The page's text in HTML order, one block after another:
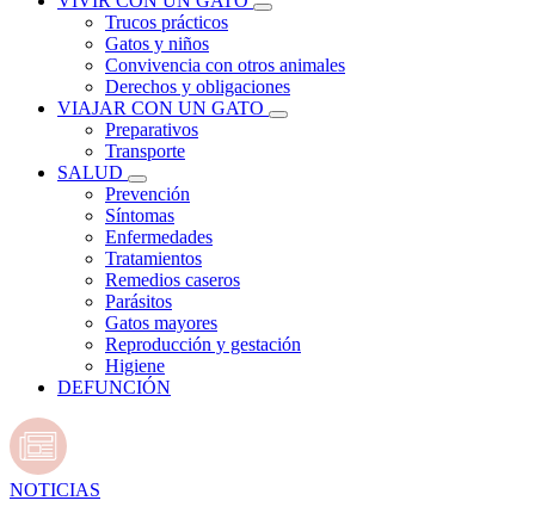
Trucos prácticos
Gatos y niños
Convivencia con otros animales
Derechos y obligaciones
VIAJAR CON UN GATO
Preparativos
Transporte
SALUD
Prevención
Síntomas
Enfermedades
Tratamientos
Remedios caseros
Parásitos
Gatos mayores
Reproducción y gestación
Higiene
DEFUNCIÓN
NOTICIAS